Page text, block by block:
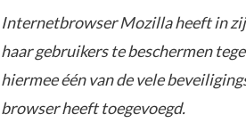
Internetbrowser Mozilla heeft in
haar gebruikers te beschermen
hiermee één van de vele
browser heeft toegevoegd.